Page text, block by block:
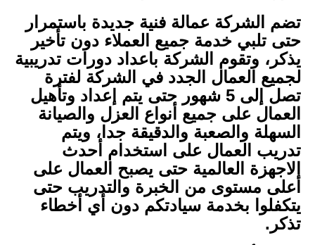
تضم الشركة عمالة فنية جديدة باستمرار
حتى تلبي خدمة جميع العملاء دون تأخير
يذكر، وتقوم الشركة باعداد دورات تدريبية
لجميع العمال الجدد في الشركة لفترة
تصل إلى 5 شهور حتى يتم إعداد وتأهيل
العمال على جميع أنواع العزل والصيانة
السهلة والصعبة والدقيقة جدا، ويتم
تدريب العمال على استخدام أحدث
الاجهزة العالمية حتى يصبح العمال على
أعلى مستوى من الخبرة والتدريب حتى
يتكفلوا بخدمة سيادتكم دون أي أخطاء
تذكر.